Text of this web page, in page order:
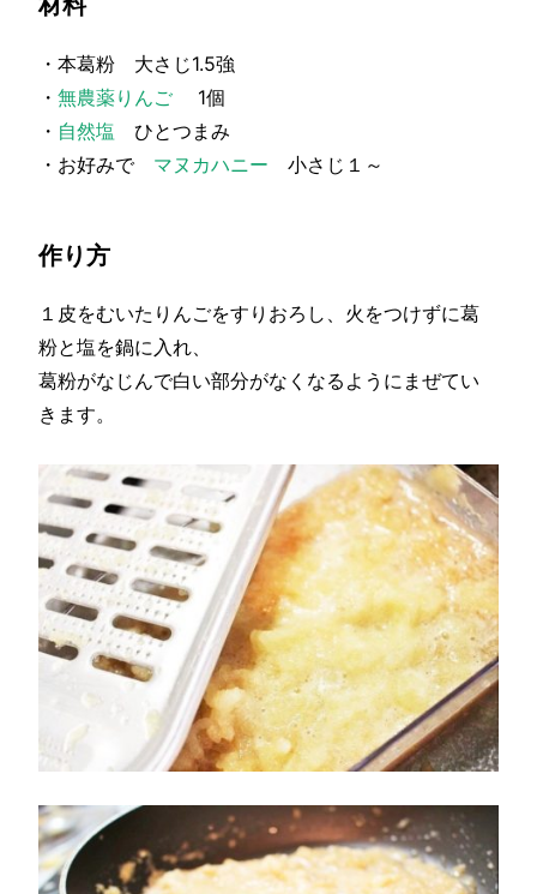
材料
・本葛粉 大さじ1.5強
・無農薬りんご 1個
・ 自然塩 ひとつまみ
・お好みで マヌカハニー 小さじ１～
作り方
１皮をむいたりんごをすりおろし、火をつけずに葛
粉と塩を鍋に入れ、
葛粉がなじんで白い部分がなくなるようにまぜてい
きます。